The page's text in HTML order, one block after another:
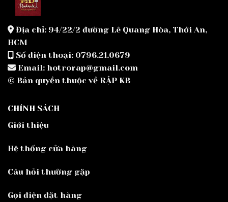
Địa chỉ: 94/22/2 đường Lê Quang Hòa, Thới An,
HCM
Số điện thoại: 0796.21.0679
Email: hotrorap@gmail.com
© Bản quyền thuộc về RẬP KB
CHÍNH SÁCH
Giới thiệu
Hệ thống cửa hàng
Câu hỏi thường gặp
Gọi điện đặt hàng